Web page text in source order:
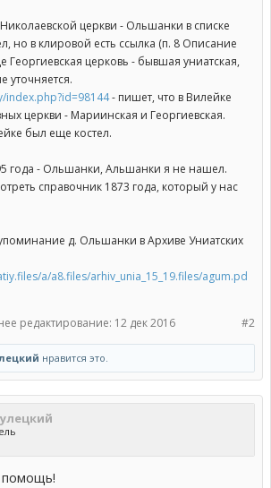
церкви - Ольшанки в списке
но в клировой есть ссылка (п. 8 Описание
Георгиевская церковь - бывшая униатская,
уточняется.
index.php?id=98144- пишет, что в Вилейке
церкви - Мариинская и Георгиевская.
был еще костел.
года - Ольшанки, Альшанки я не нашел.
справочник 1873 года, который у нас
д. Ольшанки в Архиве Униатских
a/a8.files/arhiv_unia_15_19.files/agum.pd
#2
редактирование: 12 дек 2016
нравится это.
помощь!